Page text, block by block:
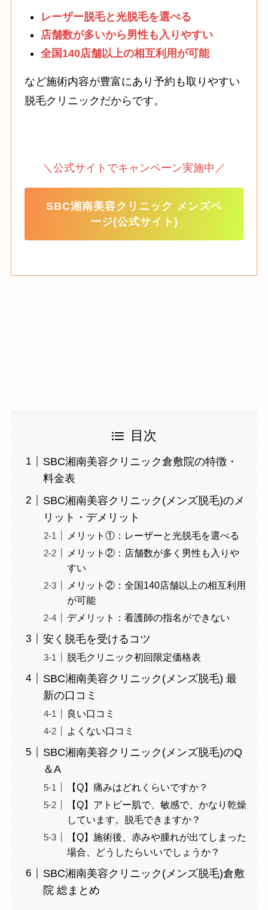
レーザー脱毛と光脱毛を選べる
店舗数が多いから男性も入りやすい
全国140店舗以上の相互利用が可能
など施術内容が豊富にあり予約も取りやすい
脱毛クリニックだからです。
＼公式サイトでキャンペーン実施中／
SBC湘南美容クリニック メンズペ
ージ(公式サイト)
目次
SBC湘南美容クリニック倉敷院の特徴・
料金表
SBC湘南美容クリニック(メンズ脱毛)のメ
リット・デメリット
メリット①：レーザーと光脱毛を選べる
メリット②：店舗数が多く男性も入りや
すい
メリット②：全国140店舗以上の相互利用
が可能
デメリット：看護師の指名ができない
安く脱毛を受けるコツ
脱毛クリニック初回限定価格表
SBC湘南美容クリニック(メンズ脱毛) 最
新の口コミ
良い口コミ
よくない口コミ
SBC湘南美容クリニック(メンズ脱毛)のQ
＆A
【Q】痛みはどれくらいですか？
【Q】アトピー肌で、敏感で、かなり乾燥
しています。脱毛できますか？
【Q】施術後、赤みや腫れが出てしまった
場合、どうしたらいいでしょうか？
SBC湘南美容クリニック(メンズ脱毛)倉敷
院 総まとめ